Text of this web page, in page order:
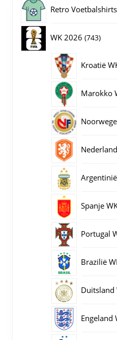
Retro Voetbalshirts
WK 2026 743743
Kroatië
Marokko
Spanje
Portugal
Brazilië
Duitsland
Engeland